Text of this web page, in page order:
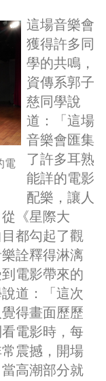
電
這場音樂會
獲得許多同
學的共鳴，
資傳系郭子
慈同學說
道：「這場
音樂會匯集
了許多耳熟
能詳的電影
配樂，讓人
《星際大
都勾起了觀
詮釋得淋漓
電影帶來的
道：「這次
得畫面歷歷
電影時，每
震撼，開場
高潮部分就